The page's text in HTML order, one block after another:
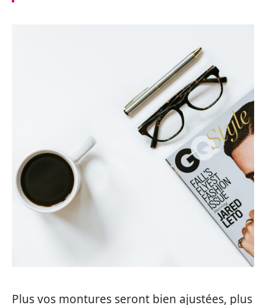
Plus vos montures seront bien ajustées, plus